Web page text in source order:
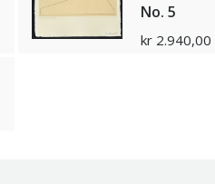
No. 5
kr2.940,00